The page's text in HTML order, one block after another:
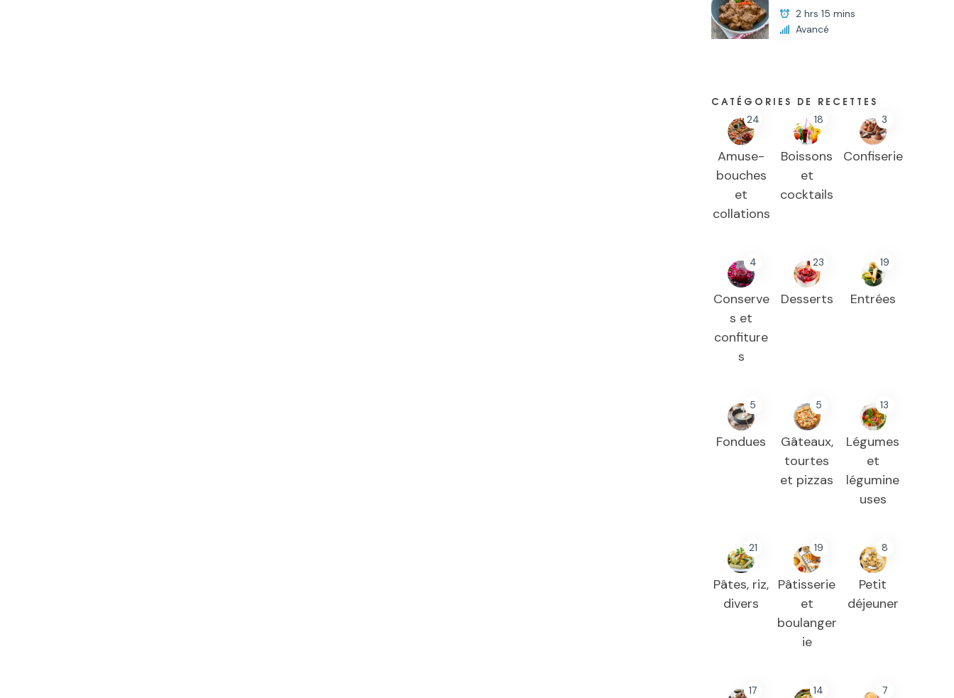
2 hrs 15 mins
Avancé
CATÉGORIES DE RECETTES
24
Amuse-
bouches
et
collations
18
Boissons
et
cocktails
3
Confiserie
4
Conserve
s et
confiture
s
23
Desserts
19
Entrées
5
Fondues
5
Gâteaux,
tourtes
et pizzas
13
Légumes
et
légumine
uses
21
Pâtes, riz,
divers
19
Pâtisserie
et
boulanger
ie
8
Petit
déjeuner
17 14 7